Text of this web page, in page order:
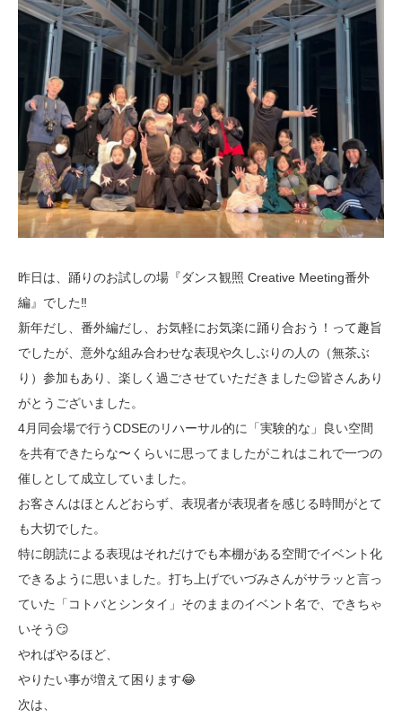
昨日は、踊りのお試しの場『ダンス観照 Creative Meeting番外
編』でした‼️
新年だし、番外編だし、お気軽にお気楽に踊り合おう！って趣旨
でしたが、意外な組み合わせな表現や久しぶりの人の（無茶ぶ
り）参加もあり、楽しく過ごさせていただきました😌皆さんあり
がとうございました。
4月同会場で行うCDSEのリハーサル的に「実験的な」良い空間
を共有できたらな〜くらいに思ってましたがこれはこれで一つの
催しとして成立していました。
お客さんはほとんどおらず、表現者が表現者を感じる時間がとて
も大切でした。
特に朗読による表現はそれだけでも本棚がある空間でイベント化
できるように思いました。打ち上げでいづみさんがサラッと言っ
ていた「コトバとシンタイ」そのままのイベント名で、できちゃ
いそう😏
やればやるほど、
やりたい事が増えて困ります😂
次は、